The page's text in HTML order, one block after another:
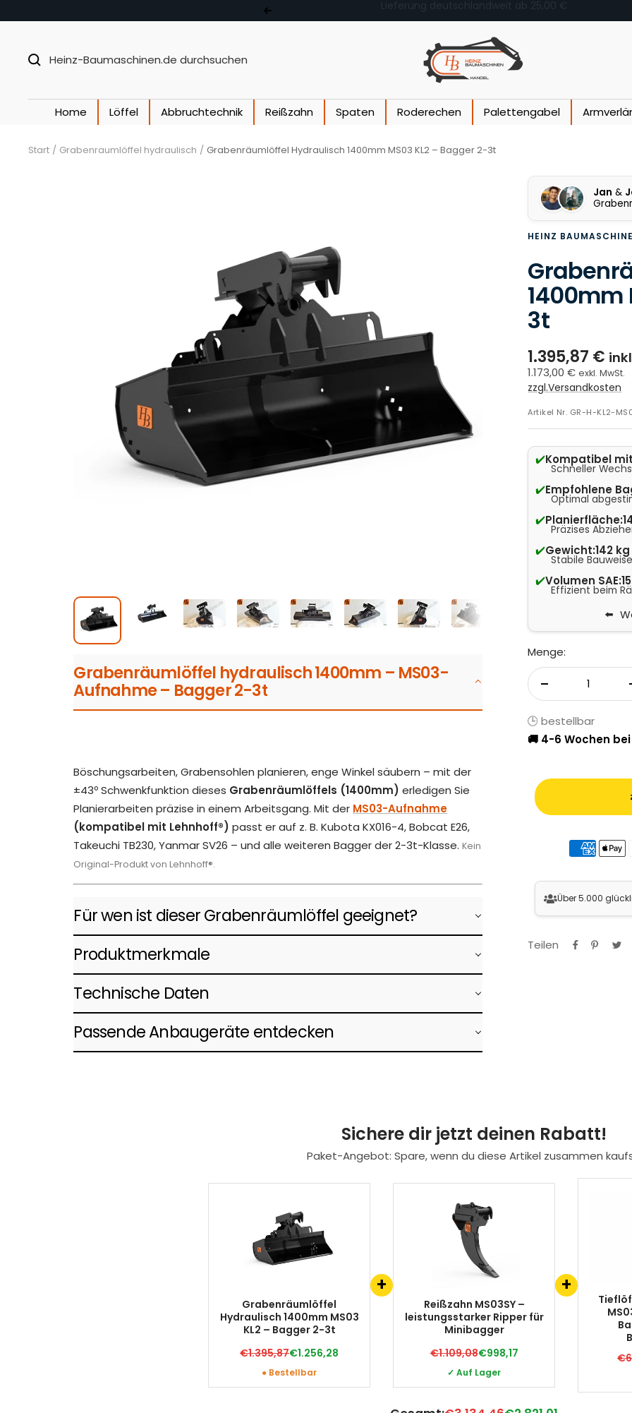
Zurück
Heinz Baumaschinen
Home Löffel Abbruchtechnik Reißzahn Spaten Roderechen Palettengabel
Start Grabenraumlöffel hydraulisch Grabenräumlöffel Hydraulisch 1400mm MS03 KL2 – Bagger 2-3t
Grabenräumlöffel hydraulisch 1400mm – MS03-
Aufnahme – Bagger 2-3t
Böschungsarbeiten, Grabensohlen planieren, enge Winkel säubern – mit der
±43º Schwenkfunktion dieses Grabenräumlöffels (1400mm) erledigen Sie
Planierarbeiten präzise in einem Arbeitsgang. Mit der MS03-Aufnahme
(kompatibel mit Lehnhoff®) passt er auf z. B. Kubota KX016-4, Bobcat E26,
Takeuchi TB230, Yanmar SV26 – und alle weiteren Bagger der 2-3t-Klasse.Kein
Original-Produkt von Lehnhoff®.
Für wen ist dieser Grabenräumlöffel geeignet?
Produktmerkmale
Technische Daten
Passende Anbaugeräte entdecken
Jan &
HEINZ
1400mm
3t
1.395,87 €
1.173,00 € exkl. MwSt.
zzgl.Versandkosten
Artikel Nr. GR-H-KL2-
✔️Kompatibel
Schneller
✔️Empfohlene
Optimal
✔️Planierfläche:
Präzises
✔️Gewicht:142 kg
Stabile
✔️Volumen SAE:
Effizient beim
Menge:
Menge
🕒 bestellbar
🚚 4-6 Wochen
Über 5.000
Teilen
Sichere dir jetzt deinen Rabatt!
Paket-Angebot: Spare, wenn du diese Artikel zusammen
Grabenräumlöffel
Hydraulisch 1400mm MS03
KL2 – Bagger 2-3t
€1.395,87€1.256,28
● Bestellbar
+
Reißzahn MS03SY –
leistungsstarker Ripper für
Minibagger
€1.109,08€998,17
✓ Auf Lager
+